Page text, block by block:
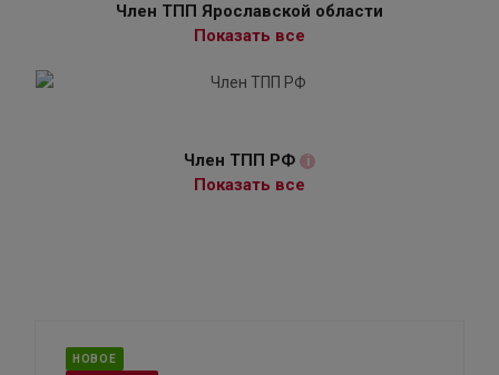
Член ТПП Ярославской области
Показать все
Член ТПП РФ i
Показать все
НОВОЕ